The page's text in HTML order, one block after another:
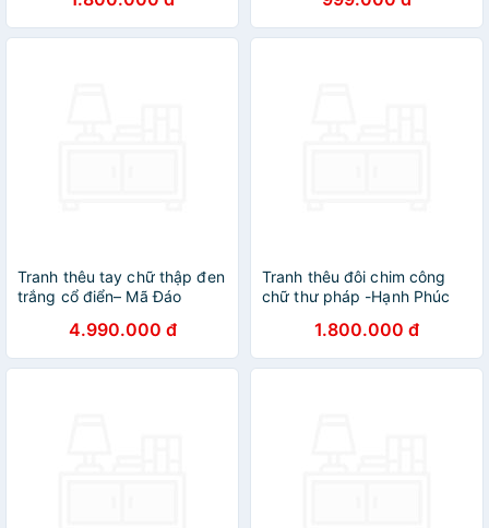
Tranh thêu tay chữ thập đen
trắng cổ điển– Mã Đáo
4.990.000 đ
Tranh thêu đôi chim công
chữ thư pháp -Hạnh Phúc
1.800.000 đ